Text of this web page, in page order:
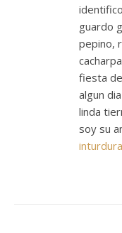
guardo
pepino,
fiesta
algun
linda
soy su